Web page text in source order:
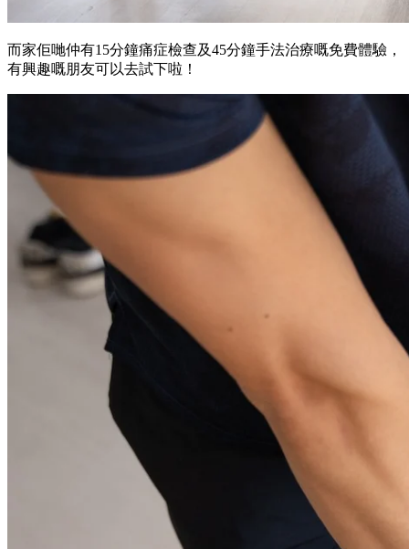
而家佢哋仲有15分鐘痛症檢查及45分鐘手法治療嘅免費體驗，
有興趣嘅朋友可以去試下啦！